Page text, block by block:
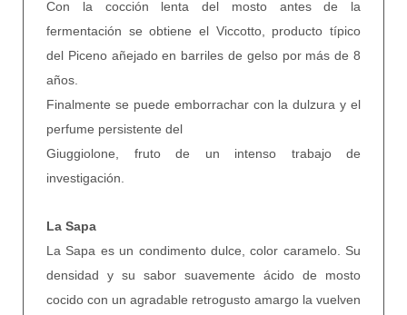
Con la cocción lenta del mosto antes de la
fermentación se obtiene el Viccotto, producto típico
del Piceno añejado en barriles de gelso por más de 8
años.
Finalmente se puede emborrachar con la dulzura y el
perfume persistente del
Giuggiolone, fruto de un intenso trabajo de
investigación.
La Sapa
La Sapa es un condimento dulce, color caramelo. Su
densidad y su sabor suavemente ácido de mosto
cocido con un agradable retrogusto amargo la vuelven